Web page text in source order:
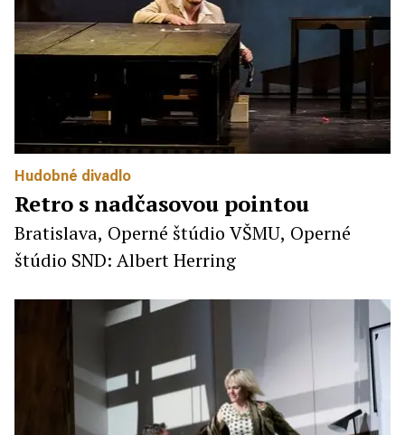
Hudobné divadlo
Retro s nadčasovou pointou
Bratislava, Operné štúdio VŠMU, Operné
štúdio SND: Albert Herring